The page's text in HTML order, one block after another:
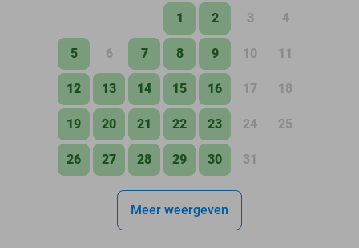
1 2 3 4
5 6 7 8 9 10 11
12 13 14 15 16 17 18
19 20 21 22 23 24 25
26 27 28 29 30 31
Meer weergeven